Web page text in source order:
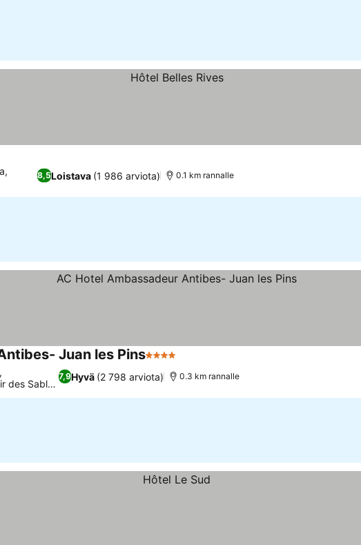
8,5Loistava (1 986 arviota) 0.1 km rannalle
Juan les Pins4 Tähtiluokitus
7,9Hyvä (2 798 arviota)
des Sables
0.3 km rannalle